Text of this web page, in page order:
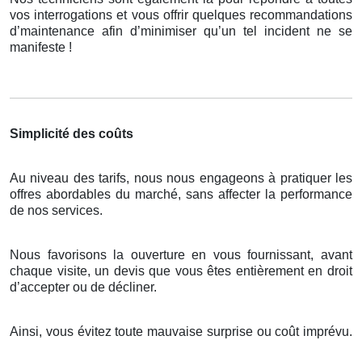
vos interrogations et vous offrir quelques recommandations
d’maintenance afin d’minimiser qu’un tel incident ne se
manifeste !
Simplicité des coûts
Au niveau des tarifs, nous nous engageons à pratiquer les
offres abordables du marché, sans affecter la performance
de nos services.
Nous favorisons la ouverture en vous fournissant, avant
chaque visite, un devis que vous êtes entièrement en droit
d’accepter ou de décliner.
Ainsi, vous évitez toute mauvaise surprise ou coût imprévu.